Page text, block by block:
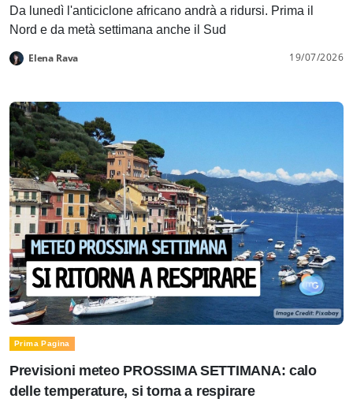
Da lunedì l'anticiclone africano andrà a ridursi. Prima il
Nord e da metà settimana anche il Sud
Elena Rava 19/07/2026
Prima Pagina
Previsioni meteo PROSSIMA SETTIMANA: calo
delle temperature, si torna a respirare